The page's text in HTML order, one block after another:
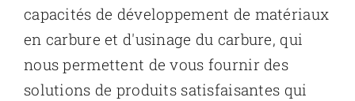
capacités de développement de matériaux
en carbure et d'usinage du carbure, qui
nous permettent de vous fournir des
solutions de produits satisfaisantes qui